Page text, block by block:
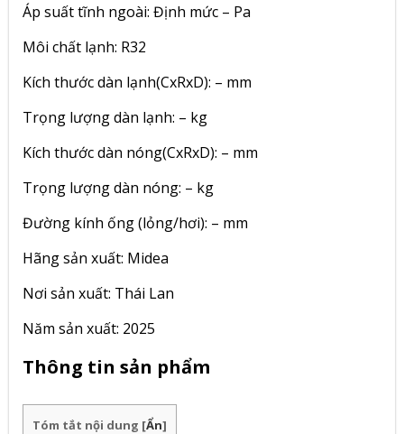
Áp suất tĩnh ngoài: Định mức – Pa
Môi chất lạnh: R32
Kích thước dàn lạnh(CxRxD): – mm
Trọng lượng dàn lạnh: – kg
Kích thước dàn nóng(CxRxD): – mm
Trọng lượng dàn nóng: – kg
Đường kính ống (lỏng/hơi): – mm
Hãng sản xuất: Midea
Nơi sản xuất: Thái Lan
Năm sản xuất: 2025
Thông tin sản phẩm
Tóm tắt nội dung [Ẩn]